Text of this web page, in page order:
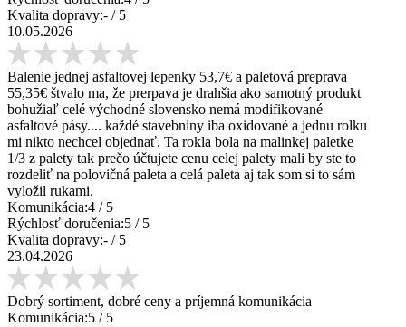
Kvalita dopravy:- / 5
10.05.2026
Balenie jednej asfaltovej lepenky 53,7€ a paletová preprava
55,35€ štvalo ma, že prerpava je drahšia ako samotný produkt
bohužiaľ celé východné slovensko nemá modifikované
asfaltové pásy.... každé stavebniny iba oxidované a jednu rolku
mi nikto nechcel objednať. Ta rokla bola na malinkej paletke
1/3 z palety tak prečo účtujete cenu celej palety mali by ste to
rozdeliť na polovičná paleta a celá paleta aj tak som si to sám
vyložil rukami.
Komunikácia:4 / 5
Rýchlosť doručenia:5 / 5
Kvalita dopravy:- / 5
23.04.2026
Dobrý sortiment, dobré ceny a príjemná komunikácia
Komunikácia:5 / 5